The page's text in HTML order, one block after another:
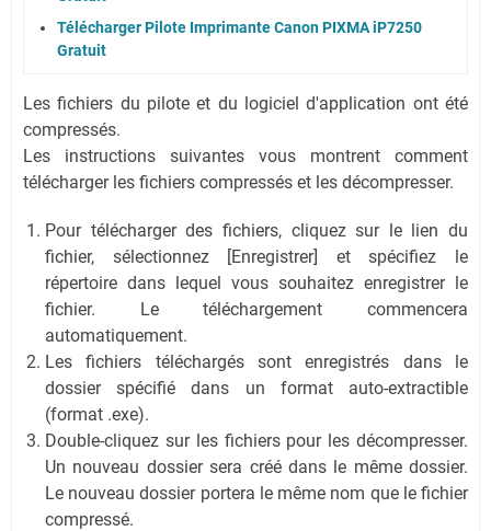
Télécharger Pilote Imprimante Canon PIXMA iP7250
Gratuit
Les fichiers du pilote et du logiciel d'application ont été
compressés.
Les instructions suivantes vous montrent comment
télécharger les fichiers compressés et les décompresser.
Pour télécharger des fichiers, cliquez sur le lien du
fichier, sélectionnez [Enregistrer] et spécifiez le
répertoire dans lequel vous souhaitez enregistrer le
fichier. Le téléchargement commencera
automatiquement.
Les fichiers téléchargés sont enregistrés dans le
dossier spécifié dans un format auto-extractible
(format .exe).
Double-cliquez sur les fichiers pour les décompresser.
Un nouveau dossier sera créé dans le même dossier.
Le nouveau dossier portera le même nom que le fichier
compressé.